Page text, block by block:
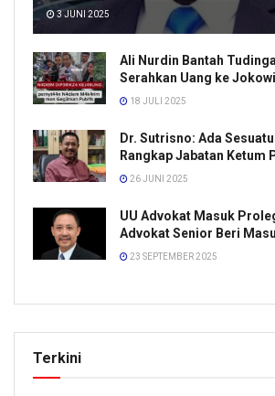
3 JUNI 2025
Ali Nurdin Bantah
Serahkan Uang ke
18 JULI 2025
Dr. Sutrisno: Ada
Rangkap Jabatan Ketum
26 JUNI 2025
UU Advokat Masuk
Advokat Senior Beri
23 SEPTEMBER 2025
Terkini